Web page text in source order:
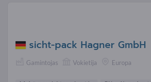
sicht-pack Hagner GmbH
Gamintojas Vokietija Europa